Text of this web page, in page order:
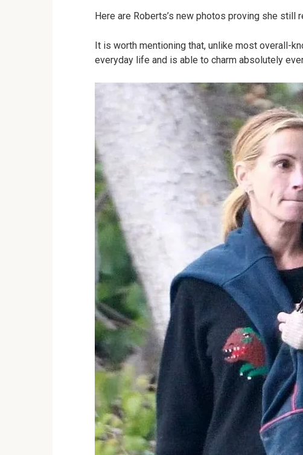
Here are Roberts’s new photos proving she still
It is worth mentioning that, unlike most overall-
everyday life and is able to charm absolutely